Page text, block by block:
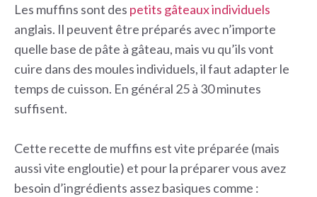
Les muffins sont des petits gâteaux individuels
anglais. Il peuvent être préparés avec n’importe
quelle base de pâte à gâteau, mais vu qu’ils vont
cuire dans des moules individuels, il faut adapter le
temps de cuisson. En général 25 à 30 minutes
suffisent.
Cette recette de muffins est vite préparée (mais
aussi vite engloutie) et pour la préparer vous avez
besoin d’ingrédients assez basiques comme :